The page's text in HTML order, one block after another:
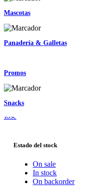
Mascotas
Panadería & Galletas
Promos
Snacks
Estado del stock
On sale
In stock
On backorder